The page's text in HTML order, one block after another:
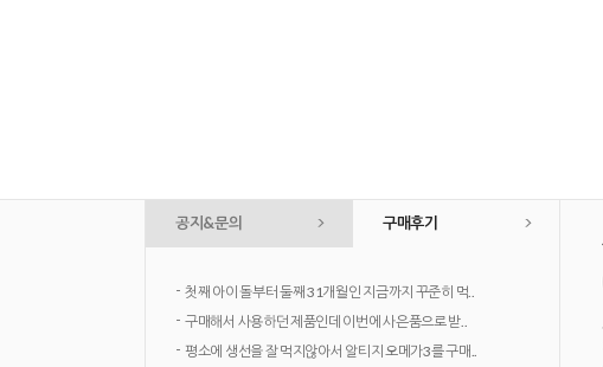
공지&문의 구매후기
- 첫째 아이 돌부터 둘째 31개월인 지금까지 꾸준히 먹..
- 구매해서 사용하던 제품인데 이번에 사은품으로 받..
- 평소에 생선을 잘 먹지않아서 알티지 오메가3를 구매..